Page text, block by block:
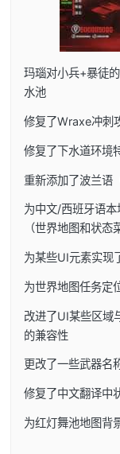
玛瑙对小兵+暴徒
水池
修复了Wraxe冲刺
修复了下水道环境
重新添加了波兰语
为中文/西班牙语
（世界地图和状
为某些UI元素实现
为世界地图任务定
改进了UI某些区域
的兼容性
更改了一些武器名
修复了中文翻译中
为红灯舞池地图背